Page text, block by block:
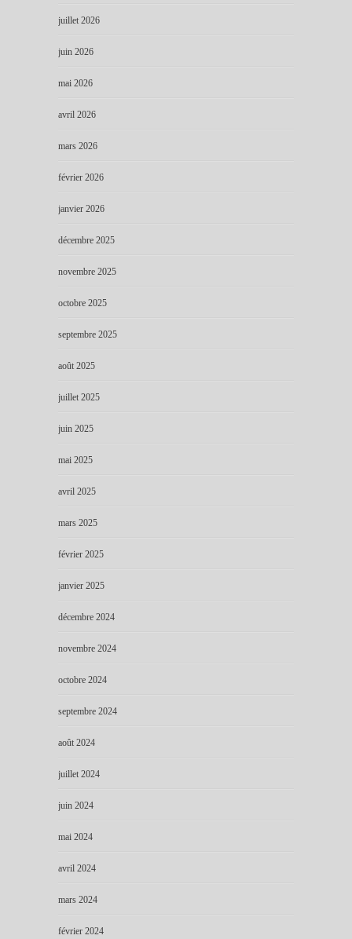
juillet 2026
juin 2026
mai 2026
avril 2026
mars 2026
février 2026
janvier 2026
décembre 2025
novembre 2025
octobre 2025
septembre 2025
août 2025
juillet 2025
juin 2025
mai 2025
avril 2025
mars 2025
février 2025
janvier 2025
décembre 2024
novembre 2024
octobre 2024
septembre 2024
août 2024
juillet 2024
juin 2024
mai 2024
avril 2024
mars 2024
février 2024